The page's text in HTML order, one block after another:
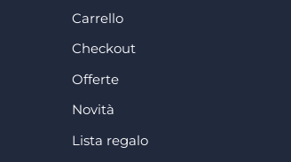
Carrello
Checkout
Offerte
Novità
Lista regalo